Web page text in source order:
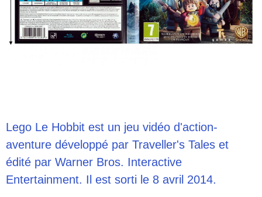
Lego Le Hobbit est un jeu vidéo d'action-
aventure développé par Traveller's Tales et
édité par Warner Bros. Interactive
Entertainment. Il est sorti le 8 avril 2014.